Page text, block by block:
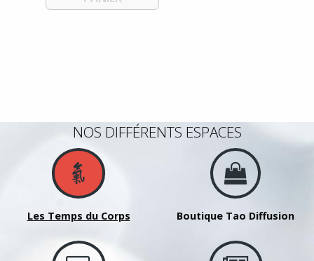
NOS DIFFÉRENTS ESPACES
Les Temps du Corps Boutique Tao Diffusion